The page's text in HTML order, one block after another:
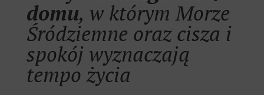
domu, w którym Morze
Śródziemne oraz cisza i
spokój wyznaczają
tempo życia